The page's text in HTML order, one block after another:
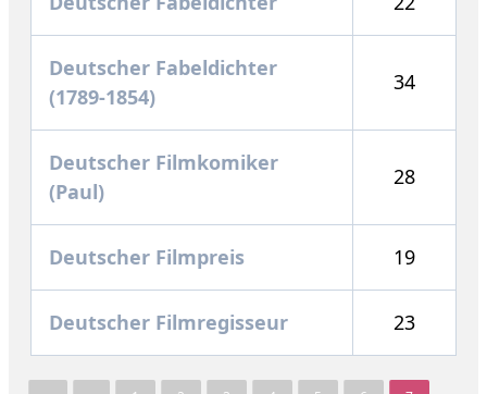
Deutscher Fabeldichter
(1789-1854)
34
Deutscher Filmkomiker
(Paul)
28
Deutscher Filmpreis 19
Deutscher Filmregisseur 23